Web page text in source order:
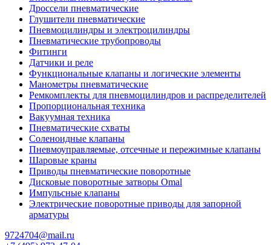
Дроссели пневматические
Глушители пневматические
Пневмоцилиндры и электроцилиндры
Пневматические трубопроводы
Фитинги
Датчики и реле
Функциональные клапаны и логические элементы
Манометры пневматические
Ремкомплекты для пневмоцилиндров и распределителей
Пропорциональная техника
Вакуумная техника
Пневматические схваты
Соленоидные клапаны
Пневмоуправляемые, отсечные и пережимные клапаны
Шаровые краны
Приводы пневматические поворотные
Дисковые поворотные затворы Omal
Импульсные клапаны
Электрические поворотные приводы для запорной
арматуры
9724704@mail.ru